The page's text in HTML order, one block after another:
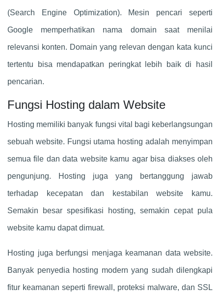
(Search Engine Optimization). Mesin pencari seperti
Google memperhatikan nama domain saat menilai
relevansi konten. Domain yang relevan dengan kata kunci
tertentu bisa mendapatkan peringkat lebih baik di hasil
pencarian.
Fungsi Hosting dalam Website
Hosting memiliki banyak fungsi vital bagi keberlangsungan
sebuah website. Fungsi utama hosting adalah menyimpan
semua file dan data website kamu agar bisa diakses oleh
pengunjung. Hosting juga yang bertanggung jawab
terhadap kecepatan dan kestabilan website kamu.
Semakin besar spesifikasi hosting, semakin cepat pula
website kamu dapat dimuat.
Hosting juga berfungsi menjaga keamanan data website.
Banyak penyedia hosting modern yang sudah dilengkapi
fitur keamanan seperti firewall, proteksi malware, dan SSL